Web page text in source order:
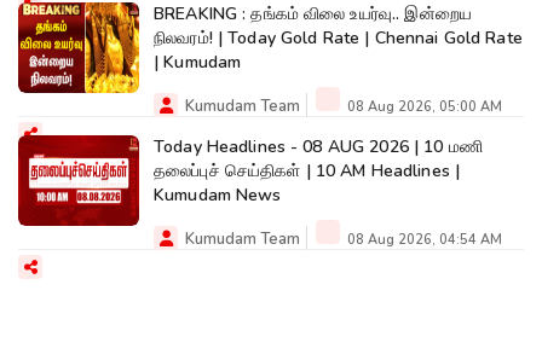
BREAKING : தங்கம் விலை உயர்வு.. இன்றைய
நிலவரம்! | Today Gold Rate | Chennai Gold Rate
| Kumudam
Kumudam Team 08 Aug 2026, 05:00 AM
Today Headlines - 08 AUG 2026 | 10 மணி
தலைப்புச் செய்திகள் | 10 AM Headlines |
Kumudam News
Kumudam Team 08 Aug 2026, 04:54 AM